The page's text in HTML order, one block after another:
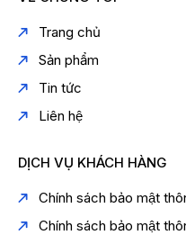
Trang chủ
Sản phẩm
Tin tức
Liên hệ
DỊCH VỤ KHÁCH HÀNG
Chính sách bảo mật
Chính sách bảo mật